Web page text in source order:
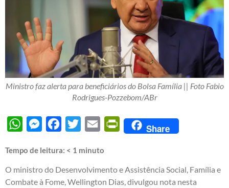
Ministro faz alerta para beneficiários do Bolsa Família || Foto Fabio
Rodrigues-Pozzebom/ABr
WhatsAppMessengerFacebook
Twitter Email PrintFriendly
Share
Tempo de leitura: < 1 minuto
O ministro do Desenvolvimento e Assistência Social, Família e
Combate à Fome, Wellington Dias, divulgou nota nesta